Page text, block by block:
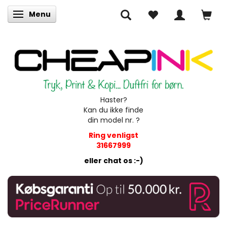
Skifte navigation
Menu
Haster?
Kan du ikke finde
din model nr. ?
Ring venligst
31667999
eller chat os :-)